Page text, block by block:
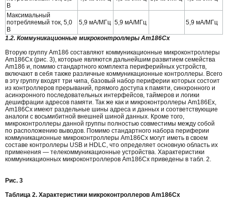
В
Максимальный
потребляемый ток, 5,0
В
5,9 мА/МГц 5,9 мА/МГц 5,9 мА/МГц
1.2. Коммуникационные микроконтроллеры Am186Cx
Вторую группу Am186 составляют коммуникационные микроконтроллеры
Am186Cx (рис. 3), которые являются дальнейшим развитием семейства
Am186 и, помимо стандартного комплекта периферийных устройств,
включают в себя также различные коммуникационные контроллеры. Всего
в эту группу входят три чипа, базовый набор периферии которых состоит
из контроллеров прерываний, прямого доступа к памяти, синхронного и
асинхронного последовательных интерфейсов, таймеров и логики
дешифрации адресов памяти. Так же как и микроконтроллеры Am186Ex,
Am186Cx имеют раздельные шины адреса и данных и соответствующие
аналоги с восьмибитной внешней шиной данных. Кроме того,
микроконтроллеры данной группы полностью совместимы между собой
по расположению выводов. Помимо стандартного набора периферии
коммуникационные микроконтроллеры Am186Cx могут иметь в своем
составе контроллеры USB и HDLC, что определяет основную область их
применения — телекоммуникационные устройства. Характеристики
коммуникационных микроконтроллеров Am186Cx приведены в табл. 2.
Рис. 3
Таблица 2. Характеристики микроконтроллеров Am186Cx